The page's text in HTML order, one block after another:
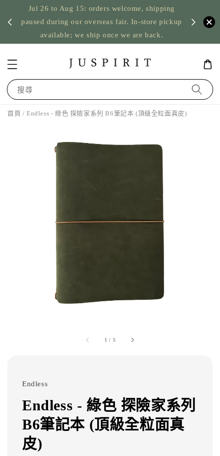
Jul 26 to Aug 15: orders welcome, shipping
paused during our overseas fair. In-store pickup
available; we ship once we are back.
US
搜尋
首頁 / Endless - 綠色 探險家系列 B6筆記本 (頂級全粒面真皮)
1 / 5
Endless
Endless - 綠色 探險家系列
B6筆記本 (頂級全粒面真
皮)